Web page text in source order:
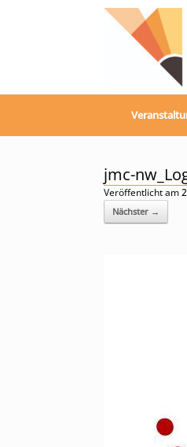
jmc-
Veröffentlicht am
Nächster →